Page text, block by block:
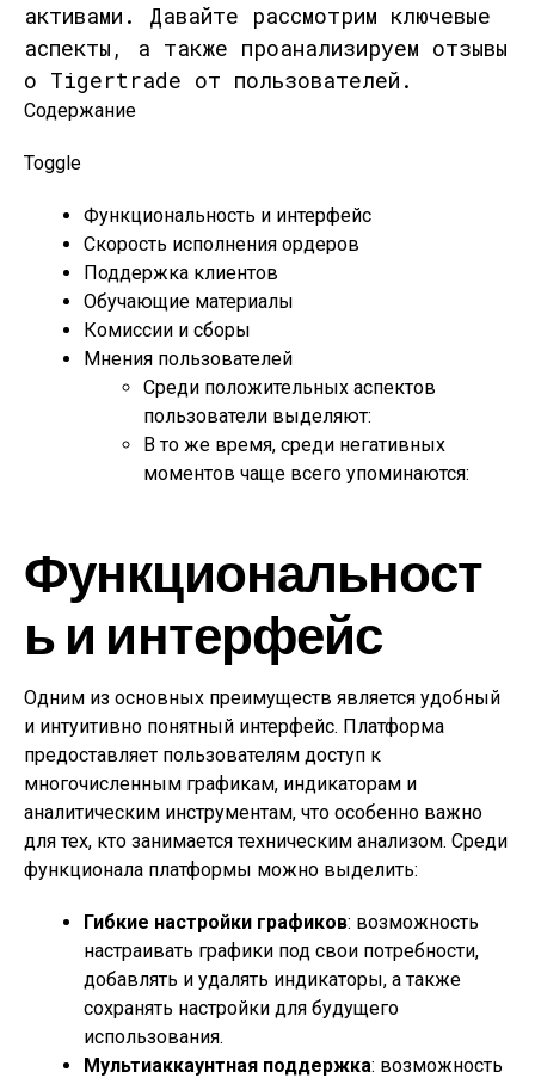
активами. Давайте рассмотрим ключевые
аспекты, а также проанализируем отзывы
о Tigertrade от пользователей.
Содержание
Toggle
Функциональность и интерфейс
Скорость исполнения ордеров
Поддержка клиентов
Обучающие материалы
Комиссии и сборы
Мнения пользователей
Среди положительных аспектов
пользователи выделяют:
В то же время, среди негативных
моментов чаще всего упоминаются:
Функциональност
ь и интерфейс
Одним из основных преимуществ является удобный
и интуитивно понятный интерфейс. Платформа
предоставляет пользователям доступ к
многочисленным графикам, индикаторам и
аналитическим инструментам, что особенно важно
для тех, кто занимается техническим анализом. Среди
функционала платформы можно выделить:
Гибкие настройки графиков: возможность
настраивать графики под свои потребности,
добавлять и удалять индикаторы, а также
сохранять настройки для будущего
использования.
Мультиаккаунтная поддержка: возможность